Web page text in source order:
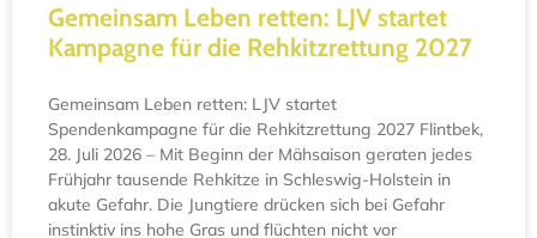
Gemeinsam Leben retten: LJV startet
Kampagne für die Rehkitzrettung 2027
Gemeinsam Leben retten: LJV startet
Spendenkampagne für die Rehkitzrettung 2027 Flintbek,
28. Juli 2026 – Mit Beginn der Mähsaison geraten jedes
Frühjahr tausende Rehkitze in Schleswig-Holstein in
akute Gefahr. Die Jungtiere drücken sich bei Gefahr
instinktiv ins hohe Gras und flüchten nicht vor